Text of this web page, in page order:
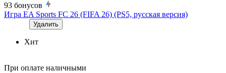
93 бонусов
Игра EA Sports FC 26 (FIFA 26) (PS5, русская версия)
Удалить
Хит
При оплате наличными